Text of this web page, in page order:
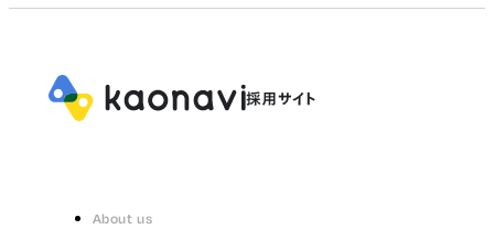
About us